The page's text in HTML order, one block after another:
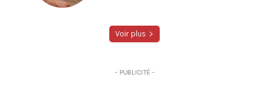
Voir plus
- PUBLICITÉ -